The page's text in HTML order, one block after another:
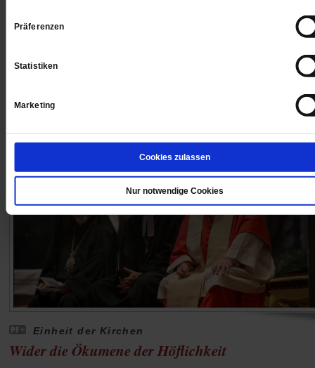
Präferenzen
Statistiken
Marketing
Cookies zulassen
Nur notwendige Cookies
Deutschland. Ein Gespräch über verdeckte Macht,
Kulturwandel.
Einheit der Kirchen
Wider die Ökumene der Höflichkeit